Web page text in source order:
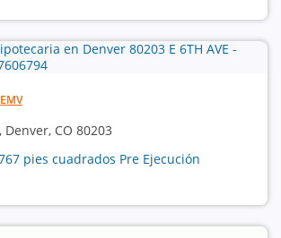
EMV
, Denver, CO 80203
pies cuadrados Pre Ejecución